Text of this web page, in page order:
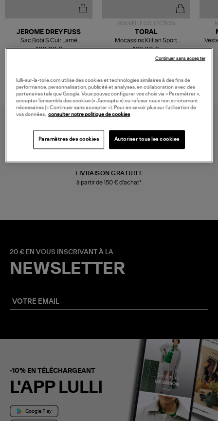
480,00 €
JEROME DREYFUSS
Sac Bobi S Cuir Lamé
Champagne
NOUVELLE COLLECTION
189,00 €
TORAL
Mocassins Killian Sport
Mousse
LIVRAISON GRATUITE
à partir de 150 € d'achat*
20 € EN VOUS INSCRIVANT À LA
NEWSLETTER
-10% EN TÉLÉCHARGEANT
L'APP LULLI
lulli-sur-la-toile.com utilise des cookies et technologies similaires à des fins de
performance, personnalisation, publicité et analyses, en collaboration avec des
partenaires tels que Google. Vous pouvez configurer vos choix via « Paramétrer »,
accepter l’ensemble des cookies (« J’accepte ») ou refuser ceux non strictement
nécessaires (« Continuer sans accepter »). Pour en savoir plus sur l’utilisation de
vos données,
consulter notre politique de cookies
Paramètres des cookies Autoriser tous les cookies
Continuer sans accepter